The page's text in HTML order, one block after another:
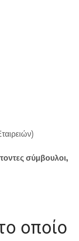
σύμβουλοι,
οποίο